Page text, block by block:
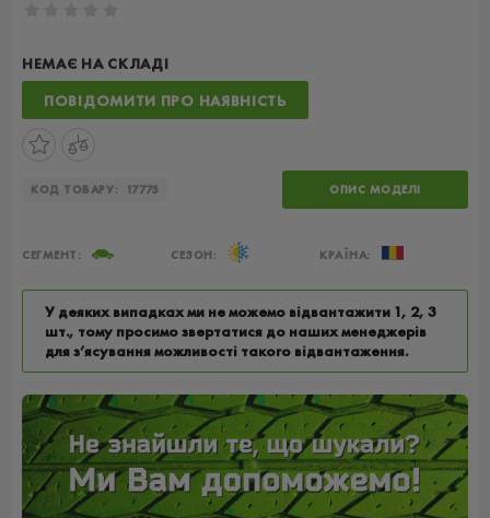
НЕМАЄ НА СКЛАДІ
ПОВІДОМИТИ ПРО НАЯВНІСТЬ
КОД ТОВАРУ: 17775 ОПИС МОДЕЛІ
СЕГМЕНТ: СЕЗОН: КРАЇНА:
У деяких випадках ми не можемо відвантажити 1, 2, 3
шт., тому просимо звертатися до наших менеджерів
для з’ясування можливості такого відвантаження.